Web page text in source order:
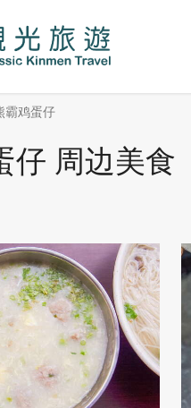
霸鸡蛋仔
仔 周边美食